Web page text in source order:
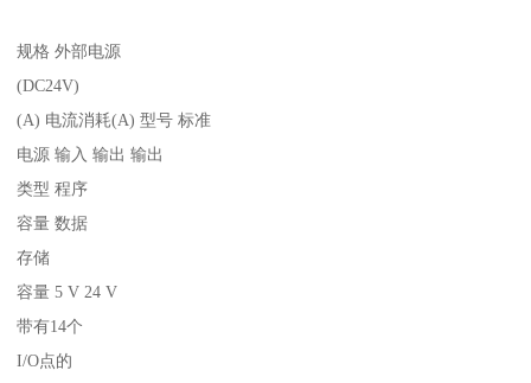
规格 外部电源
(DC24V)
(A) 电流消耗(A) 型号 标准
电源 输入 输出 输出
类型 程序
容量 数据
存储
容量 5 V 24 V
带有14个
I/O点的